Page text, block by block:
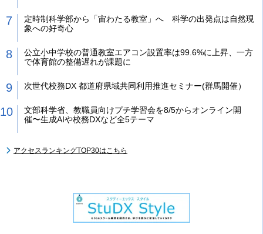
定時制科学部から「宙わたる教室」へ 科学の出発点は自然現
象への好奇心
公立小中学校の普通教室エアコン設置率は99.6%に上昇、一方
で体育館の整備遅れが課題に
次世代校務DX 都道府県域共同利用推進セミナー(群馬開催）
文部科学省、教職員向けプチ学習会を8/5からオンライン開
催〜生成AIや校務DXなど全5テーマ
アクセスランキングTOP30はこちら